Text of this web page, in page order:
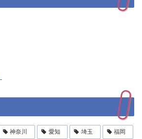
神奈川 愛知 埼玉 福岡